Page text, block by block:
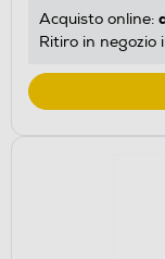
Acquisto online:
Ritiro in